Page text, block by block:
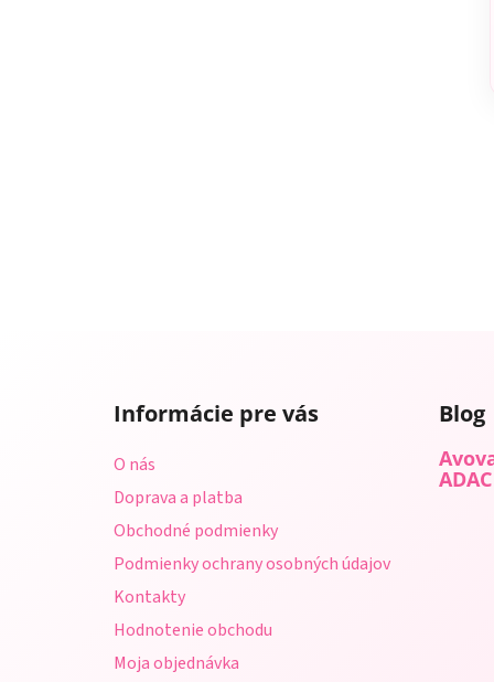
Informácie pre vás
O nás
Doprava a platba
Obchodné podmienky
Podmienky ochrany osobných údajov
Kontakty
Hodnotenie obchodu
Moja objednávka
Blog